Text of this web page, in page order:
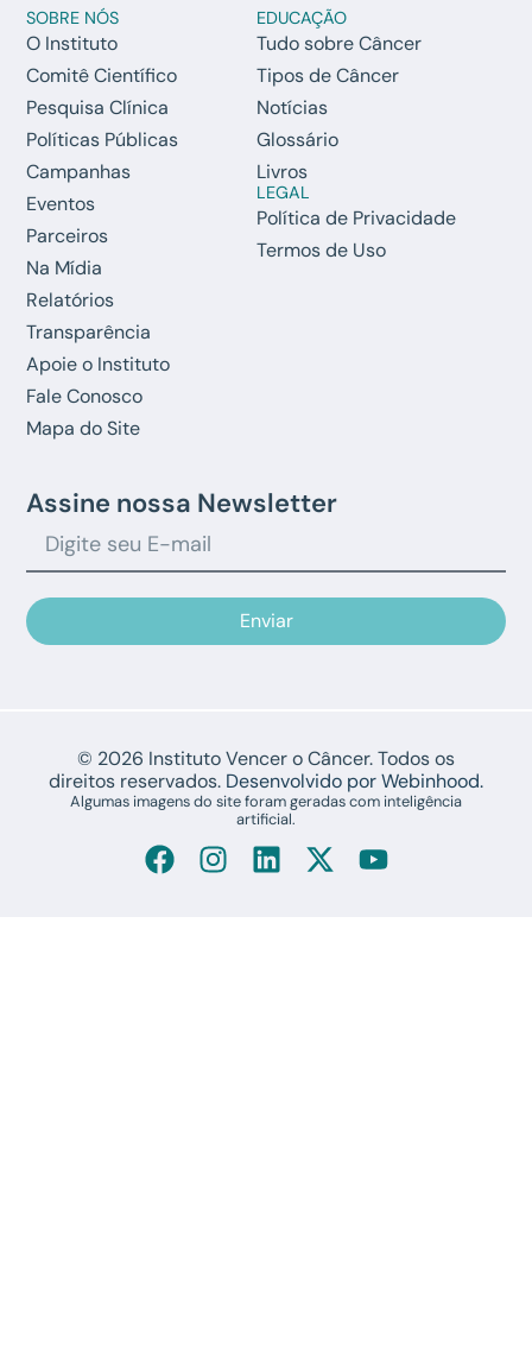
SOBRE NÓS
O Instituto
Comitê Científico
Pesquisa Clínica
Políticas Públicas
Campanhas
Eventos
Parceiros
Na Mídia
Relatórios
Transparência
Apoie o Instituto
Fale Conosco
Mapa do Site
EDUCAÇÃO
Tudo sobre Câncer
Tipos de Câncer
Notícias
Glossário
Livros
LEGAL
Política de Privacidade
Termos de Uso
Assine nossa Newsletter
Enviar
© 2026 Instituto Vencer o Câncer. Todos os
direitos reservados. Desenvolvido por Webinhood.
Algumas imagens do site foram geradas com inteligência
artificial.